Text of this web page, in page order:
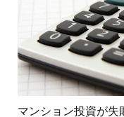
マンション投資が失